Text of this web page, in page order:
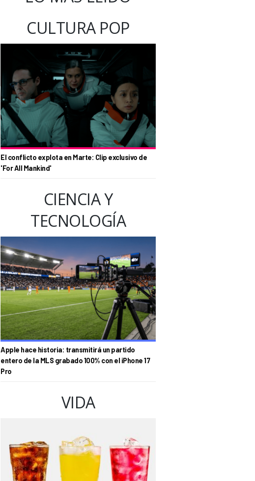
CULTURA POP
El conflicto explota en Marte: Clip exclusivo de
'For All Mankind'
CIENCIA Y
TECNOLOGÍA
Apple hace historia: transmitirá un partido
entero de la MLS grabado 100% con el iPhone 17
Pro
VIDA